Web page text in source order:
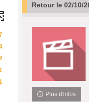
Retour le 02/10/
Plus d'infos